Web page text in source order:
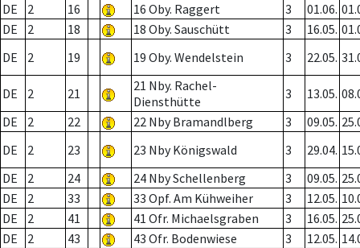
DE
2 16 16 Oby. Raggert 3 01.06.
DE
2 18 18 Oby. Sauschütt 3 16.05.
DE
2 19 19 Oby. Wendelstein 3 22.05.
DE 2 21
21 Nby. Rachel-
Diensthütte
3 13.05.
DE
2 22 22 Nby Bramandlberg 3 09.05.
DE
2 23 23 Nby Königswald 3 29.04.
DE
2 24 24 Nby Schellenberg 3 09.05.
DE
2 33 33 Opf. Am Kühweiher 3 12.05.
DE
2 41 41 Ofr. Michaelsgraben 3 16.05.
DE
2 43 43 Ofr. Bodenwiese 3 12.05.